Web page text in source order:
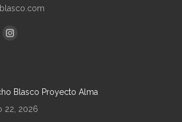
en:
Instagram
Blasco Proyecto Alma
22, 2026